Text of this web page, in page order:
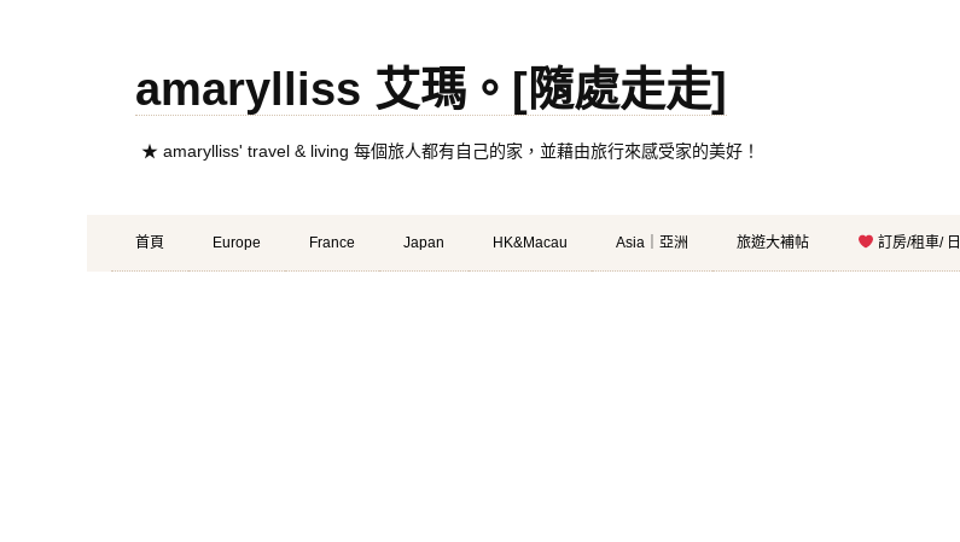
amarylliss 艾瑪。[隨處走走]
★ amarylliss' travel & living 每個旅人都有自己的家，並藉由旅行來感受家的美好！
Primary
Menu
Skip
to
首頁 Europe France Japan HK&Macau Asia｜亞洲 旅遊大補帖 訂房/租車/